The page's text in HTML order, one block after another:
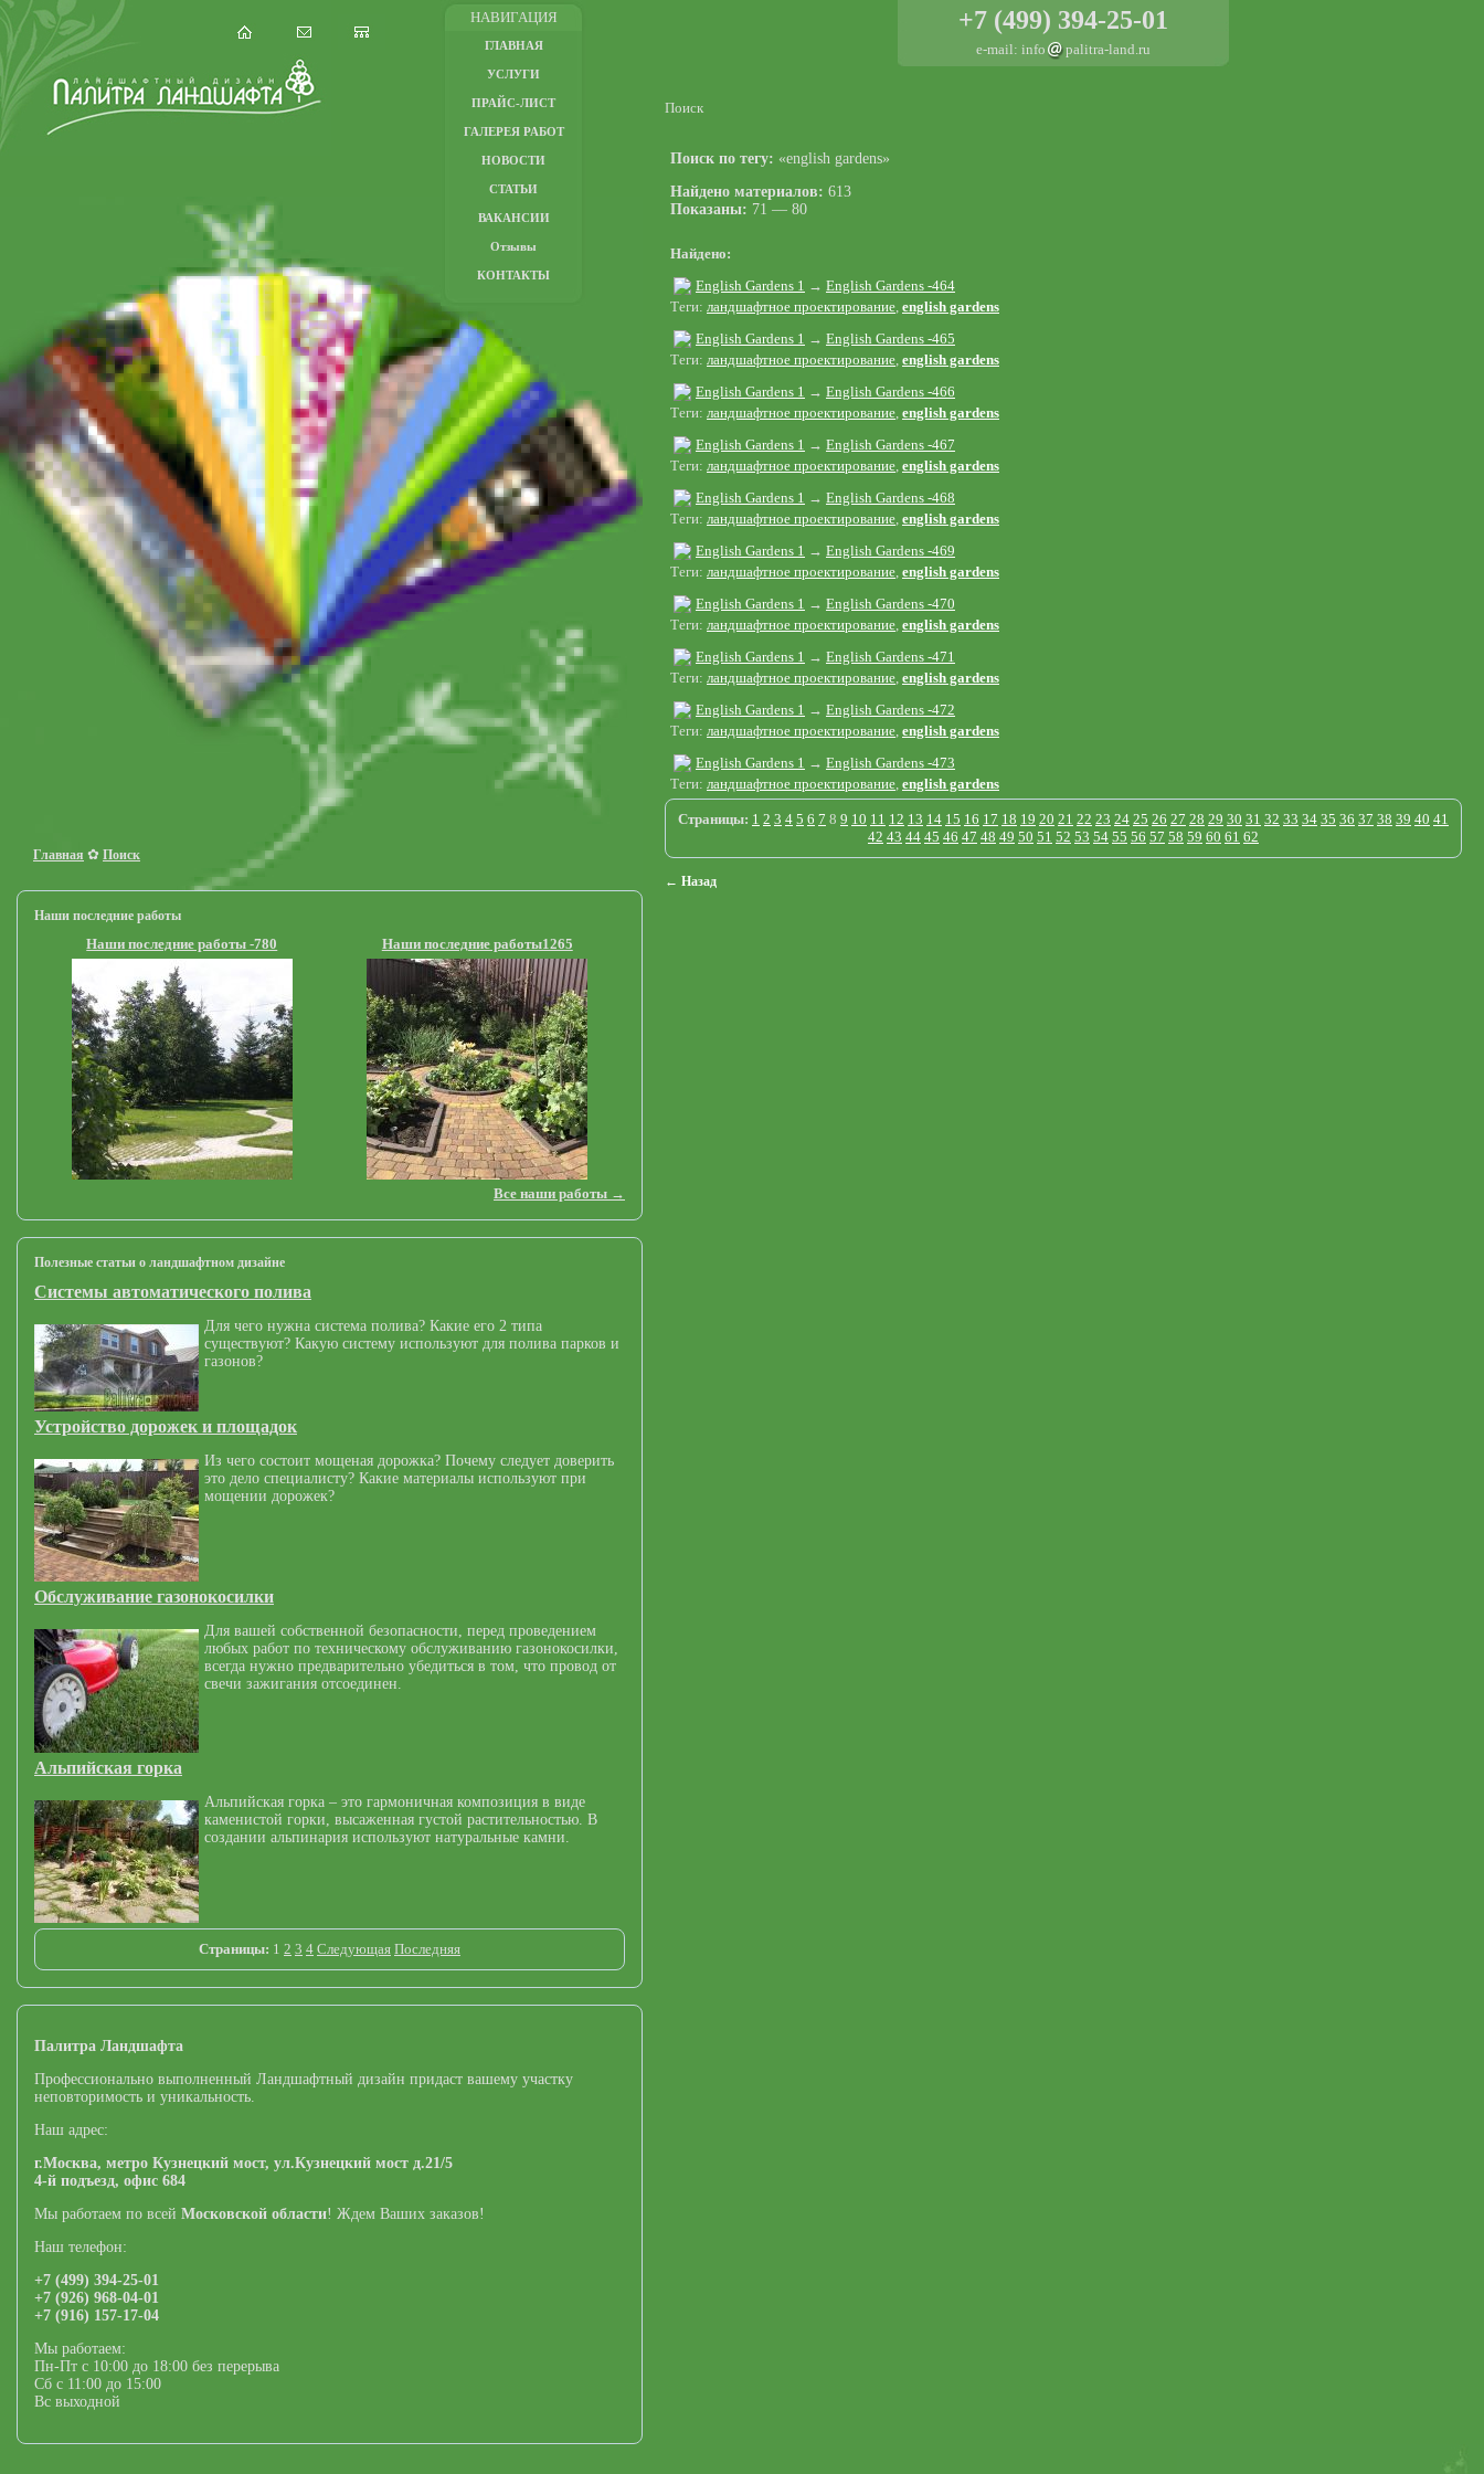
НАВИГАЦИЯ
ГЛАВНАЯ
УСЛУГИ
ПРАЙС-ЛИСТ
ГАЛЕРЕЯ РАБОТ
НОВОСТИ
СТАТЬИ
ВАКАНСИИ
Отзывы
КОНТАКТЫ
Главная ✿ Поиск
Наши последние работы
Наши последние работы -780 Наши последние работы1265
Все наши работы →
Полезные статьи о ландшафтном дизайне
Системы автоматического полива
Для чего нужна система полива? Какие его 2 типа
существуют? Какую систему используют для полива парков и
газонов?
Устройство дорожек и площадок
Из чего состоит мощеная дорожка? Почему следует доверить
это дело специалисту? Какие материалы используют при
мощении дорожек?
Обслуживание газонокосилки
Для вашей собственной безопасности, перед проведением
любых работ по техническому обслуживанию газонокосилки,
всегда нужно предварительно убедиться в том, что провод от
свечи зажигания отсоединен.
Альпийская горка
Альпийская горка – это гармоничная композиция в виде
каменистой горки, высаженная густой растительностью. В
создании альпинария используют натуральные камни.
Страницы: 1 2 3 4 Следующая Последняя
Палитра Ландшафта
Профессионально выполненный Ландшафтный дизайн придаст вашему участку
неповторимость и уникальность.
Наш адрес:
г.Москва, метро Кузнецкий мост, ул.Кузнецкий мост д.21/5
4-й подъезд, офис 684
Мы работаем по всей Московской области! Ждем Ваших заказов!
Наш телефон:
+7 (499) 394-25-01
+7 (926) 968-04-01
+7 (916) 157-17-04
Мы работаем:
Пн-Пт с 10:00 до 18:00 без перерыва
Сб с 11:00 до 15:00
Вс выходной
+7 (499) 394-25-01
e-mail: info palitra-land.ru
Поиск
Поиск по тегу: «english gardens»
Найдено материалов: 613
Показаны: 71 — 80
Найдено:
English Gardens 1 → English Gardens -464
Теги: ландшафтное проектирование, english gardens
English Gardens 1 → English Gardens -465
Теги: ландшафтное проектирование, english gardens
English Gardens 1 → English Gardens -466
Теги: ландшафтное проектирование, english gardens
English Gardens 1 → English Gardens -467
Теги: ландшафтное проектирование, english gardens
English Gardens 1 → English Gardens -468
Теги: ландшафтное проектирование, english gardens
English Gardens 1 → English Gardens -469
Теги: ландшафтное проектирование, english gardens
English Gardens 1 → English Gardens -470
Теги: ландшафтное проектирование, english gardens
English Gardens 1 → English Gardens -471
Теги: ландшафтное проектирование, english gardens
English Gardens 1 → English Gardens -472
Теги: ландшафтное проектирование, english gardens
English Gardens 1 → English Gardens -473
Теги: ландшафтное проектирование, english gardens
Страницы: 1 2 3 4 5 6 7 8 9 10 11 12 13 14 15 16 17 18 19 20 21 22 23 24 25 26 27 28 29 30 31 32 33 34 35 36 37 38 39 40 41
42 43 44 45 46 47 48 49 50 51 52 53 54 55 56 57 58 59 60 61 62
← Назад